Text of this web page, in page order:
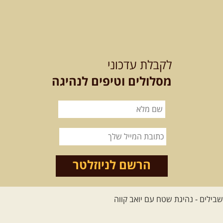
האם אתם מחפשים חוויה מיוחדת
בטבע? מחפשים חוויה שתעניק לכם ...
שישי- ממרומי
הגליל העליון למורדות הירדן
נצא מג'ש שבמורדות הר מירון, נמשיך
לאורך נחל דישון ונעצור ...[המשך]
לכל הטיולים
לקבלת עדכוני
מסלולים וטיפים לנהיגה
הרשם לניוזלטר